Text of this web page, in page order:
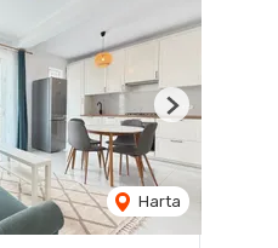
Harta
Next